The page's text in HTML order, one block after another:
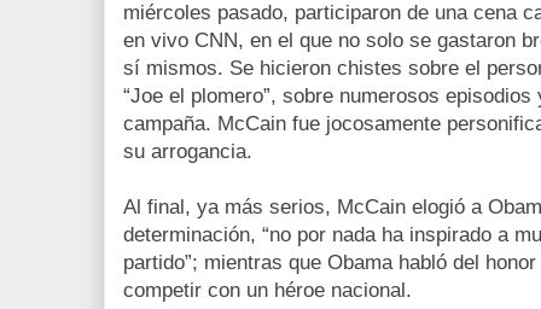
miércoles pasado, participaron de una cena
en vivo CNN, en el que no solo se gastaron
sí mismos. Se hicieron chistes sobre el
“Joe el plomero”, sobre numerosos
campaña. McCain fue jocosamente
su arrogancia.
Al final, ya más serios, McCain elogió a
determinación, “no por nada ha inspirado a
partido”; mientras que Obama habló del
competir con un héroe nacional.